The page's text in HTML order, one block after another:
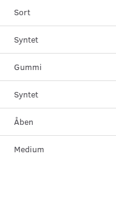
Sort
Syntet
Gummi
Syntet
Åben
Medium